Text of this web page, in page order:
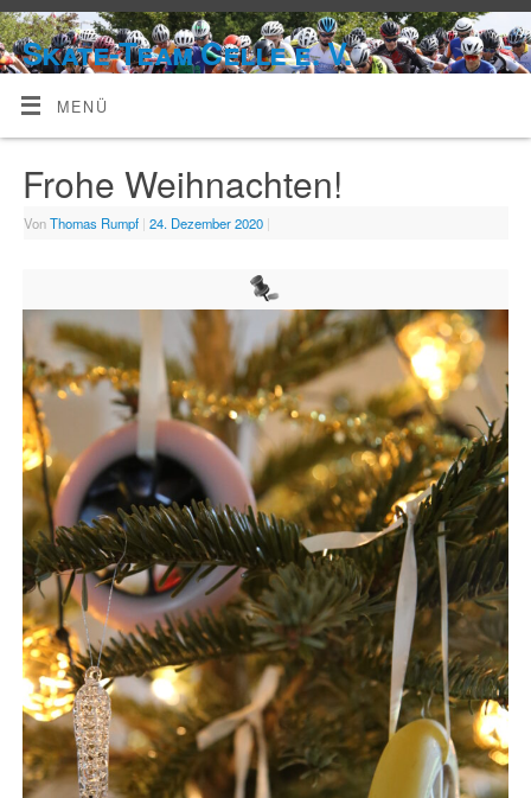
Skate-Team Celle e. V.
MENÜ
Frohe Weihnachten!
VonThomas Rumpf | 24. Dezember 2020 |